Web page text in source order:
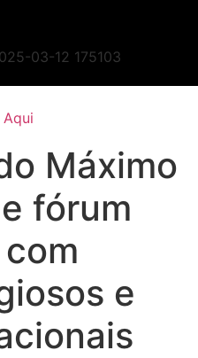
Aqui
Máximo
fórum
e